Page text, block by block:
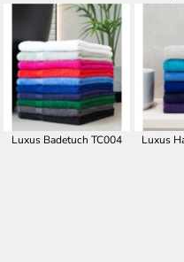
Luxus Badetuch TC004 Luxus